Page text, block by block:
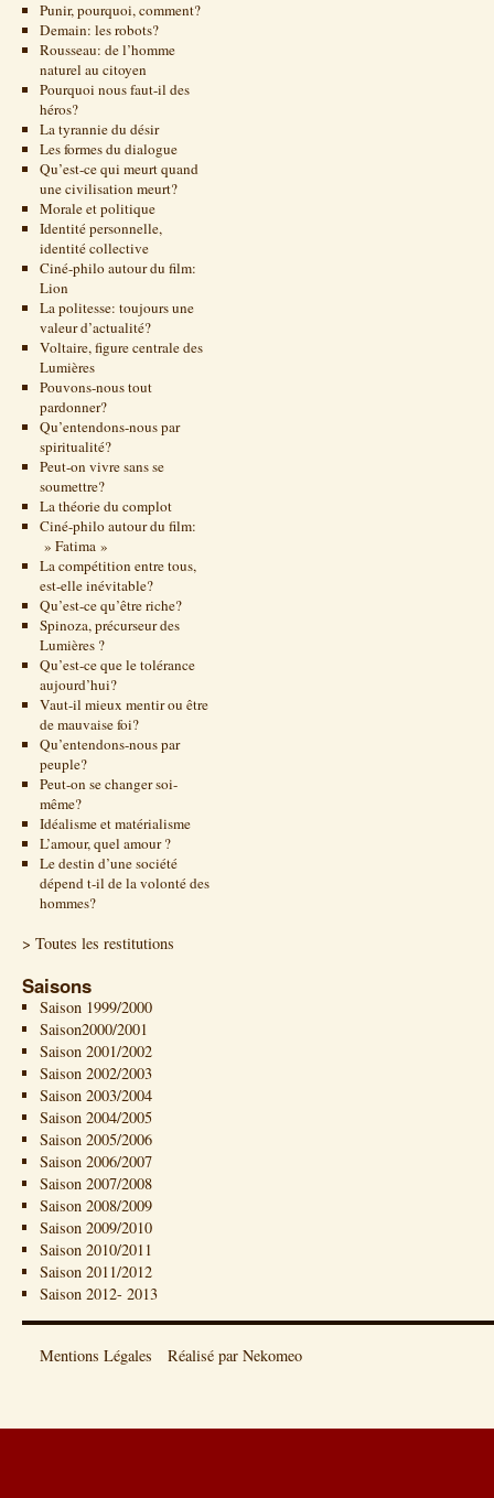
Punir, pourquoi, comment?
Demain: les robots?
Rousseau: de l’homme
naturel au citoyen
Pourquoi nous faut-il des
héros?
La tyrannie du désir
Les formes du dialogue
Qu’est-ce qui meurt quand
une civilisation meurt?
Morale et politique
Identité personnelle,
identité collective
Ciné-philo autour du film:
Lion
La politesse: toujours une
valeur d’actualité?
Voltaire, figure centrale des
Lumières
Pouvons-nous tout
pardonner?
Qu’entendons-nous par
spiritualité?
Peut-on vivre sans se
soumettre?
La théorie du complot
Ciné-philo autour du film:
» Fatima »
La compétition entre tous,
est-elle inévitable?
Qu’est-ce qu’être riche?
Spinoza, précurseur des
Lumières ?
Qu’est-ce que le tolérance
aujourd’hui?
Vaut-il mieux mentir ou être
de mauvaise foi?
Qu’entendons-nous par
peuple?
Peut-on se changer soi-
même?
Idéalisme et matérialisme
L’amour, quel amour ?
Le destin d’une société
dépend t-il de la volonté des
hommes?
> Toutes les restitutions
Saisons
Saison 1999/2000
Saison2000/2001
Saison 2001/2002
Saison 2002/2003
Saison 2003/2004
Saison 2004/2005
Saison 2005/2006
Saison 2006/2007
Saison 2007/2008
Saison 2008/2009
Saison 2009/2010
Saison 2010/2011
Saison 2011/2012
Saison 2012- 2013
Mentions Légales Réalisé par Nekomeo